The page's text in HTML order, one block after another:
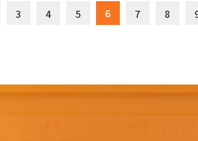
3 4 5 6 7 8